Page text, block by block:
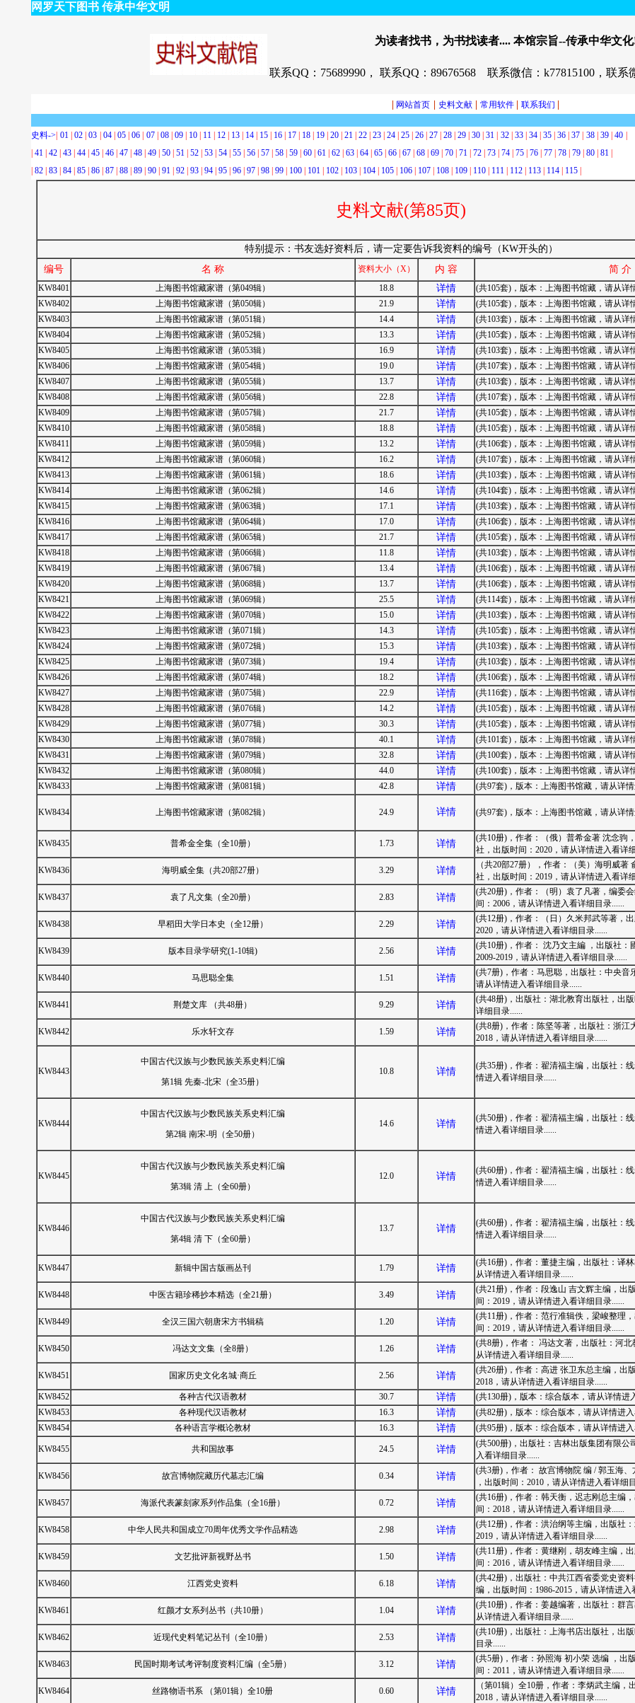
网罗天下图书 传承中华文明
为读者找书，为书找读者.... 本馆宗旨--传承中华文
联系QQ：75689990， 联系QQ：89676568 联系微信：k77815100，联系
网站首页 史料文献 常用软件 联系我们
史料-> 01 02 03 04 05 06 07 08| 09| 10| 11| 12| 13| 14| 15 16| 17| 18| 19| 20| 21| 22 23 24 25| 26| 27 28| 29| 30 31| 32| 33| 34| 35| 36| 37| 38| 39| 40
41| 42| 43| 44| 45 46| 47| 48| 49| 50| 51| 52 53| 54 55 56| 57| 58| 59| 60 61| 62| 63| 64| 65| 66| 67| 68| 69| 70| 71| 72| 73| 74| 75 76| 77 78| 79| 80| 81|
82| 83| 84| 85| 86| 87| 88| 89| 90| 91| 92| 93| 94| 95| 96| 97| 98| 99| 100| 101| 102| 103| 104| 105| 106| 107| 108| 109| 110| 111| 112| 113| 114| 115|
史料文献(第85页)
特别提示：书友选好资料后，请一定要告诉我资料的编号（KW开头的）
编号
名 称 资料大小（X） 内 容 简 介
KW8401 上海图书馆藏家谱（第049辑） 18.8 详情
(共105套)，版本：上海图书馆藏，请从详
KW8402
上海图书馆藏家谱（第050辑） 21.9 详情
(共105套)，版本：上海图书馆藏，请从详
KW8403
上海图书馆藏家谱（第051辑） 14.4 详情
(共103套)，版本：上海图书馆藏，请从详
KW8404
上海图书馆藏家谱（第052辑） 13.3 详情
(共105套)，版本：上海图书馆藏，请从详
KW8405
上海图书馆藏家谱（第053辑） 16.9 详情
(共103套)，版本：上海图书馆藏，请从详
KW8406
上海图书馆藏家谱（第054辑） 19.0 详情
(共107套)，版本：上海图书馆藏，请从详
KW8407
上海图书馆藏家谱（第055辑） 13.7 详情
(共103套)，版本：上海图书馆藏，请从详
KW8408
上海图书馆藏家谱（第056辑） 22.8 详情
(共107套)，版本：上海图书馆藏，请从详
KW8409
上海图书馆藏家谱（第057辑） 21.7 详情
(共105套)，版本：上海图书馆藏，请从详
KW8410
上海图书馆藏家谱（第058辑） 18.8 详情
(共105套)，版本：上海图书馆藏，请从详
KW8411
上海图书馆藏家谱（第059辑） 13.2 详情
(共106套)，版本：上海图书馆藏，请从详
KW8412
上海图书馆藏家谱（第060辑） 16.2 详情
(共107套)，版本：上海图书馆藏，请从详
KW8413
上海图书馆藏家谱（第061辑） 18.6 详情
(共103套)，版本：上海图书馆藏，请从详
KW8414
上海图书馆藏家谱（第062辑） 14.6 详情
(共104套)，版本：上海图书馆藏，请从详
KW8415
上海图书馆藏家谱（第063辑） 17.1 详情
(共103套)，版本：上海图书馆藏，请从详
KW8416
上海图书馆藏家谱（第064辑） 17.0 详情
(共106套)，版本：上海图书馆藏，请从详
KW8417
上海图书馆藏家谱（第065辑） 21.7 详情
(共105套)，版本：上海图书馆藏，请从详
KW8418
上海图书馆藏家谱（第066辑） 11.8 详情
(共103套)，版本：上海图书馆藏，请从详
KW8419
上海图书馆藏家谱（第067辑） 13.4 详情
(共106套)，版本：上海图书馆藏，请从详
KW8420
上海图书馆藏家谱（第068辑） 13.7 详情
(共106套)，版本：上海图书馆藏，请从详
KW8421
上海图书馆藏家谱（第069辑） 25.5 详情
(共114套)，版本：上海图书馆藏，请从详
KW8422
上海图书馆藏家谱（第070辑） 15.0 详情
(共103套)，版本：上海图书馆藏，请从详
KW8423
上海图书馆藏家谱（第071辑） 14.3 详情
(共105套)，版本：上海图书馆藏，请从详
KW8424
上海图书馆藏家谱（第072辑） 15.3 详情
(共103套)，版本：上海图书馆藏，请从详
KW8425
上海图书馆藏家谱（第073辑） 19.4 详情
(共103套)，版本：上海图书馆藏，请从详
KW8426
上海图书馆藏家谱（第074辑） 18.2 详情
(共106套)，版本：上海图书馆藏，请从详
KW8427
上海图书馆藏家谱（第075辑） 22.9 详情
(共116套)，版本：上海图书馆藏，请从详
KW8428
上海图书馆藏家谱（第076辑） 14.2 详情
(共105套)，版本：上海图书馆藏，请从详
KW8429
上海图书馆藏家谱（第077辑） 30.3 详情
(共105套)，版本：上海图书馆藏，请从详
KW8430
上海图书馆藏家谱（第078辑） 40.1 详情
(共101套)，版本：上海图书馆藏，请从详
KW8431
上海图书馆藏家谱（第079辑） 32.8 详情
(共100套)，版本：上海图书馆藏，请从详
KW8432
上海图书馆藏家谱（第080辑） 44.0 详情
(共100套)，版本：上海图书馆藏，请从详
KW8433
上海图书馆藏家谱（第081辑） 42.8 详情 (共97套)，版本：上海图书馆藏，请从详
KW8434 上海图书馆藏家谱（第082辑） 24.9 详情 (共97套)，版本：上海图书馆藏，请从详
KW8435 普希金全集（全10册） 1.73 详情
(共10册)，作者：（俄）普希金著 沈念驹
社，出版时间：2020，请从详情进入看详
KW8436 海明威全集（共20部27册） 3.29 详情
（共20部27册），作者：（美）海明威
社，出版时间：2019，请从详情进入看详
KW8437 袁了凡文集（全20册） 2.83 详情
(共20册)，作者：（明）袁了凡著，编委
间：2006，请从详情进入看详细目录......
KW8438 早稻田大学日本史（全12册） 2.29 详情
(共12册)，作者：（日）久米邦武等著，
2020，请从详情进入看详细目录......
KW8439 版本目录学研究(1-10辑) 2.56 详情
(共10册)，作者： 沈乃文主編 ，出版社：
2009-2019，请从详情进入看详细目录......
KW8440 马思聪全集 1.51 详情
(共7册)，作者：马思聪，出版社：中央音
请从详情进入看详细目录......
KW8441 荆楚文库 （共48册） 9.29 详情
(共48册)，出版社：湖北教育出版社，出
详细目录......
KW8442 乐水轩文存 1.59 详情
(共8册)，作者：陈坚等著，出版社：浙江
2018，请从详情进入看详细目录......
KW8443
中国古代汉族与少数民族关系史料汇编
第1辑 先秦-北宋（全35册）
10.8 详情
(共35册)，作者：翟清福主编，出版社：
情进入看详细目录......
KW8444
中国古代汉族与少数民族关系史料汇编
第2辑 南宋-明（全50册）
14.6 详情
(共50册)，作者：翟清福主编，出版社：
情进入看详细目录......
KW8445
中国古代汉族与少数民族关系史料汇编
第3辑 清 上（全60册）
12.0 详情
(共60册)，作者：翟清福主编，出版社：
情进入看详细目录......
KW8446
中国古代汉族与少数民族关系史料汇编
第4辑 清 下（全60册）
13.7 详情
(共60册)，作者：翟清福主编，出版社：
情进入看详细目录......
KW8447 新辑中国古版画丛刊 1.79 详情
(共16册)，作者：董捷主编，出版社：译
从详情进入看详细目录......
KW8448 中医古籍珍稀抄本精选（全21册） 3.49 详情
(共21册)，作者：段逸山 吉文辉主编，出
间：2019，请从详情进入看详细目录......
KW8449 全汉三国六朝唐宋方书辑稿 1.20 详情
(共11册)，作者：范行准辑佚，梁峻整理
间：2019，请从详情进入看详细目录......
KW8450 冯达文文集（全8册） 1.26 详情
(共8册)，作者： 冯达文著，出版社：河
从详情进入看详细目录......
KW8451 国家历史文化名城·商丘 2.56 详情
(共26册)，作者：高进 张卫东总主编，出
2018，请从详情进入看详细目录......
KW8452
各种古代汉语教材 30.7 详情
(共130册)，版本：综合版本，请从详情进
KW8453
各种现代汉语教材 16.3 详情
(共82册)，版本：综合版本，请从详情进
KW8454
各种语言学概论教材 16.3 详情 (共95册)，版本：综合版本，请从详情进
KW8455 共和国故事 24.5 详情
(共500册)，出版社：吉林出版集团有限公
入看详细目录......
KW8456 故宫博物院藏历代墓志汇编 0.34 详情
(共3册)，作者： 故宫博物院 编 / 郭玉海
，出版时间：2010，请从详情进入看详细
KW8457 海派代表篆刻家系列作品集（全16册） 0.72 详情
(共16册)，作者：韩天衡，迟志刚总主编
间：2018，请从详情进入看详细目录......
KW8458 中华人民共和国成立70周年优秀文学作品精选 2.98 详情
(共12册)，作者：洪治纲等主编，出版社
2019，请从详情进入看详细目录......
KW8459 文艺批评新视野丛书 1.50 详情
(共11册)，作者：黄继刚，胡友峰主编，
间：2016，请从详情进入看详细目录......
KW8460 江西党史资料 6.18 详情
(共42册)，出版社：中共江西省委党史资
编，出版时间：1986-2015，请从详情进入
KW8461 红颜才女系列丛书（共10册） 1.04 详情
(共10册)，作者：姜越编著，出版社：群
从详情进入看详细目录......
KW8462 近现代史料笔记丛刊（全10册） 2.53 详情
(共10册)，出版社：上海书店出版社，出
目录......
KW8463 民国时期考试考评制度资料汇编（全5册） 3.12 详情
(共5册)，作者：孙照海 初小荣 选编 ，出
间：2011，请从详情进入看详细目录......
KW8464 丝路物语书系 （第01辑）全10册 0.60 详情
（第01辑）全10册，作者：李炳武主编，
2018，请从详情进入看详细目录......